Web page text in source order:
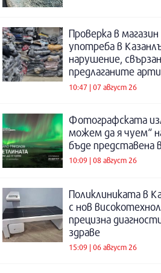
Проверка в
употреба в
нарушение,
предлаганите
10:47 | 07 август 26
Фотографската
можем да я чуем“
бъде представена
10:09 | 08 август 26
Поликлиниката в
с нов
прецизна
здраве
15:09 | 06 август 26